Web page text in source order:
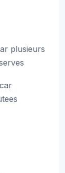
plusieurs